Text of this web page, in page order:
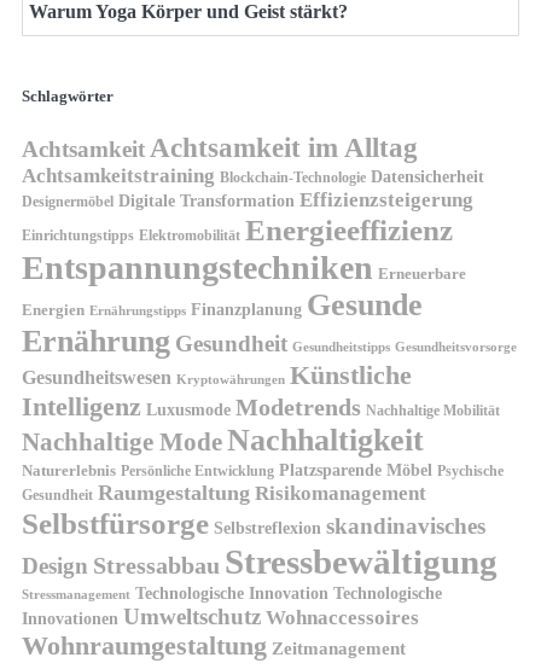
Warum Yoga Körper und Geist stärkt?
Schlagwörter
AchtsamkeitAchtsamkeit im Alltag
Achtsamkeitstraining Blockchain-Technologie Datensicherheit
Designermöbel Digitale Transformation Effizienzsteigerung
Einrichtungstipps Elektromobilität Energieeffizienz
Entspannungstechniken Erneuerbare
Energien Ernährungstipps Finanzplanung Gesunde
Ernährung Gesundheit Gesundheitstipps Gesundheitsvorsorge
Gesundheitswesen Kryptowährungen Künstliche
Intelligenz Luxusmode Modetrends Nachhaltige Mobilität
Nachhaltige ModeNachhaltigkeit
Naturerlebnis Persönliche Entwicklung Platzsparende Möbel Psychische
Gesundheit Raumgestaltung Risikomanagement
Selbstfürsorge Selbstreflexion skandinavisches
Design Stressabbau Stressbewältigung
Stressmanagement Technologische Innovation Technologische
Innovationen Umweltschutz Wohnaccessoires
Wohnraumgestaltung Zeitmanagement